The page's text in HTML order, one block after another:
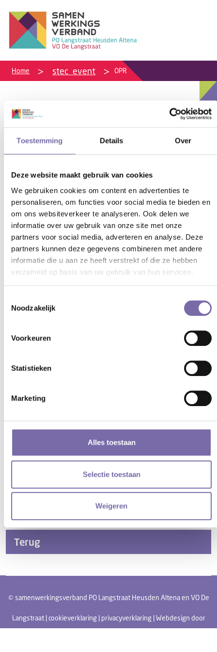
Toestemming Details Over
Deze website maakt gebruik van cookies
We gebruiken cookies om content en advertenties te
personaliseren, om functies voor social media te bieden en
om ons websiteverkeer te analyseren. Ook delen we
informatie over uw gebruik van onze site met onze
partners voor social media, adverteren en analyse. Deze
partners kunnen deze gegevens combineren met andere
informatie die u aan ze heeft verstrekt of die ze hebben
verzameld op basis van uw gebruik van hun services.
Noodzakelijk
Voorkeuren
Statistieken
Marketing
Alles toestaan
Selectie toestaan
Weigeren
Home stec_event OPR
OPR 01-03-2023
04.Apr.2023
SWV Dodenauweg 2, 5171 NG Kaatsheuvel
Terug
© samenwerkingsverband PO Langstraat Heusden Altena en VO De
Langstraat |cookieverklaring| privacyverklaring| Webdesign door